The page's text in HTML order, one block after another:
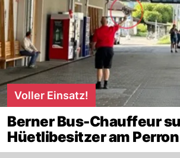
Voller Einsatz!
Berner Bus-Chauffeur
Hüetlibesitzer am Perron